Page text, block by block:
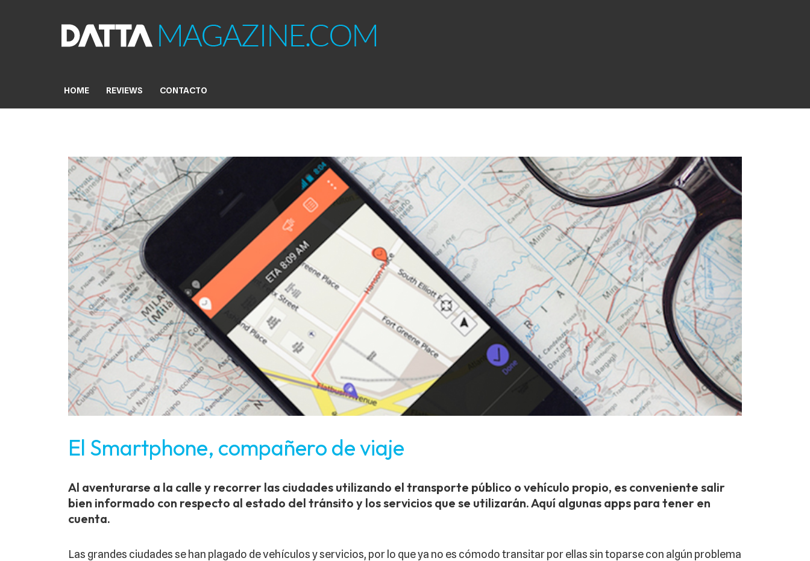
HOME REVIEWS CONTACTO
El Smartphone, compañero de viaje
Al aventurarse a la calle y recorrer las ciudades utilizando el transporte público o vehículo propio, es conveniente salir
bien informado con respecto al estado del tránsito y los servicios que se utilizarán. Aquí algunas apps para tener en
cuenta.
Las grandes ciudades se han plagado de vehículos y servicios, por lo que ya no es cómodo transitar por ellas sin toparse con algún problema